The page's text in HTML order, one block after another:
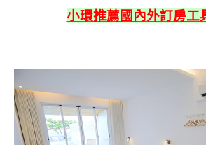
小環推薦國內外訂房工